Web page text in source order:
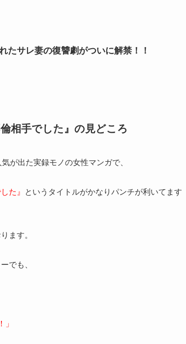
サレ妻の復讐劇がついに解禁！！
相手でした』の見どころ
が出た実録モノの女性マンガで、
た』 というタイトルがかなりパンチが利いてます
ます。
でも、